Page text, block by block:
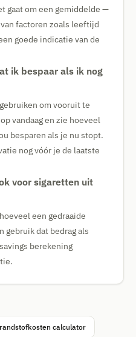
gaat om een gemiddelde —
factoren zoals leeftijd
goede indicatie van de
ik bespaar als ik nog
om vooruit te
vandaag en zie hoeveel
besparen als je nu stopt.
nog vóór je de laatste
voor sigaretten uit
een gedraaide
gebruik dat bedrag als
berekening
calculator